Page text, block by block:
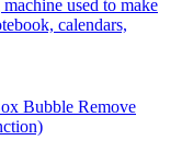
used to make
calendars,
Bubble Remove